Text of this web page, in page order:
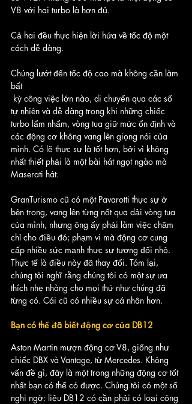
V8 với hai turbo là hơn đủ.
Cả hai đều thực hiện lời hứa về tốc độ một
cách dễ dàng.
Chúng lướt đến tốc độ cao mà không cần làm
bất
tự nhiên và dễ dàng trong khi những chiếc
turbo lẩm nhẩm, vòng tua giữ mức ổn định và
các động cơ không vang lên giọng nói của
mình. Có lẽ thực sự là tốt hơn, bởi vì không
nhất thiết phải là một bài hát ngọt ngào mà
Maserati hát.
GranTurismo cũ có một Pavarotti thực sự ở
bên trong, vang lên từng nốt qua dải vòng tua
của mình, nhưng ông ấy phải làm việc chăm
chỉ cho điều đó; phạm vi mà động cơ cung
cấp nhiều sức mạnh thực sự tương đối nhỏ.
Thực tế là điều này đã thay đổi. Tóm lại,
chúng tôi nghĩ rằng chúng tôi có một sự ưa
thích nhẹ nhàng cho mọi thứ như chúng đã
từng có. Cái cũ có nhiều sự cá nhân hơn.
Bạn có thể đã biết động cơ của DB12
Aston Martin mượn động cơ V8, giống như
chiếc DBX và Vantage, từ Mercedes. Không
vấn đề gì, đây là một trong những động cơ tốt
nhất bạn có thể có được. Chúng tôi có một số
nghi ngờ: liệu DB12 có cần phải có loại công